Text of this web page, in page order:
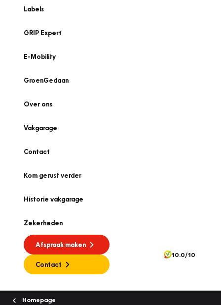
Labels
GRIP Expert
E-Mobility
GroenGedaan
Over ons
Vakgarage
Contact
Kom gerust verder
Historie vakgarage
Zekerheden
Afspraak maken
Contact
10.0/10
Homepage